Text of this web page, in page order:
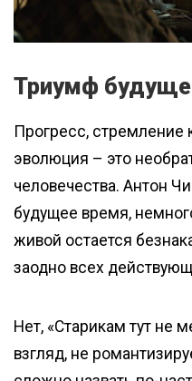
Триумф
Прогресс,
эволюция – это
человечества. Антон
будущее время,
живой остается
заодно всех
Нет, «Старикам тут не
взгляд, не